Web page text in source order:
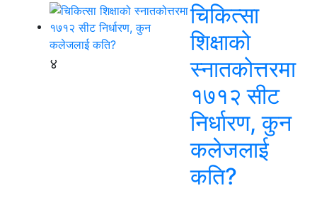
४
चिकित्सा
शिक्षाको
स्नातकोत्तरमा
१७१२ सीट
निर्धारण, कुन
कलेजलाई
कति?